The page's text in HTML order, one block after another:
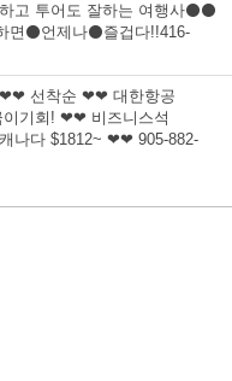
고 투어도 잘하는 여행사⚫⚫
면⚫언제나⚫즐겁다!!416-
선착순 ❤❤ 대한항공
기회! ❤❤ 비즈니스석
나다 $1812~ ❤❤ 905-882-